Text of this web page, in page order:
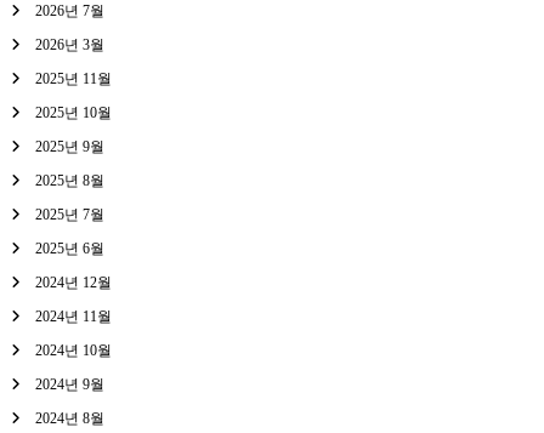
2026년 7월
2026년 3월
2025년 11월
2025년 10월
2025년 9월
2025년 8월
2025년 7월
2025년 6월
2024년 12월
2024년 11월
2024년 10월
2024년 9월
2024년 8월